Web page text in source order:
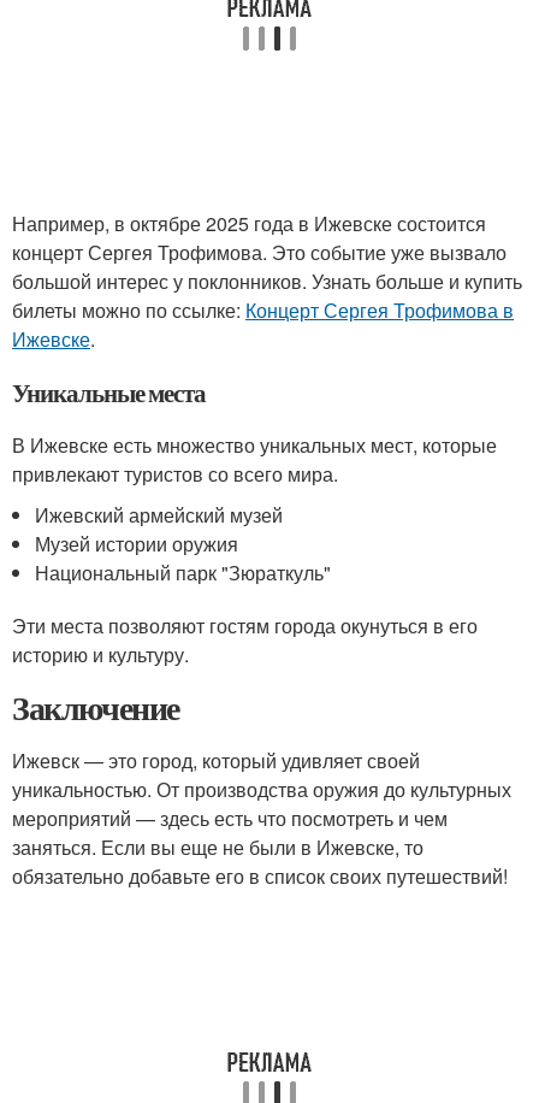
Например, в октябре 2025 года в Ижевске состоится
концерт Сергея Трофимова. Это событие уже вызвало
большой интерес у поклонников. Узнать больше и купить
билеты можно по ссылке: Концерт Сергея Трофимова в
Ижевске.
Уникальные места
В Ижевске есть множество уникальных мест, которые
привлекают туристов со всего мира.
Ижевский армейский музей
Музей истории оружия
Национальный парк "Зюраткуль"
Эти места позволяют гостям города окунуться в его
историю и культуру.
Заключение
Ижевск — это город, который удивляет своей
уникальностью. От производства оружия до культурных
мероприятий — здесь есть что посмотреть и чем
заняться. Если вы еще не были в Ижевске, то
обязательно добавьте его в список своих путешествий!